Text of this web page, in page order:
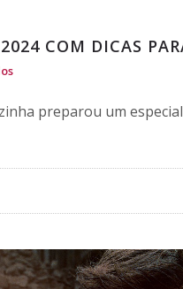
COM DICAS
preparou um